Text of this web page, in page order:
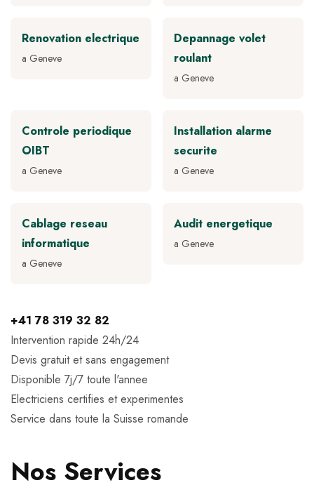
Renovation electrique
a Geneve
Depannage volet
roulant
a Geneve
Controle periodique
OIBT
a Geneve
Installation alarme
securite
a Geneve
Cablage reseau
informatique
a Geneve
Audit energetique
a Geneve
+41 78 319 32 82
Intervention rapide 24h/24
Devis gratuit et sans engagement
Disponible 7j/7 toute l'annee
Electriciens certifies et experimentes
Service dans toute la Suisse romande
Nos Services